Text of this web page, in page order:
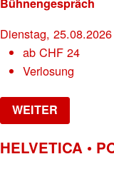
Dienstag, 25.08.2026
abCHF 24
Verlosung
WEITER
HELVETICA •